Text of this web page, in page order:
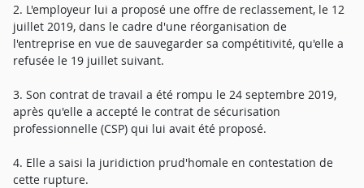
2. L'employeur lui a proposé une offre de reclassement, le 12
juillet 2019, dans le cadre d'une réorganisation de
l'entreprise en vue de sauvegarder sa compétitivité, qu'elle a
refusée le 19 juillet suivant.
3. Son contrat de travail a été rompu le 24 septembre 2019,
après qu'elle a accepté le contrat de sécurisation
professionnelle (CSP) qui lui avait été proposé.
4. Elle a saisi la juridiction prud'homale en contestation de
cette rupture.